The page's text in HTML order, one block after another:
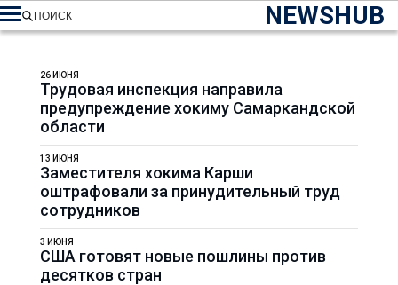
NEWSHUB
ПОИСК
Трудовая инспекция направила
предупреждение хокиму Самаркандской
области
26 ИЮНЯ
Заместителя хокима Карши
оштрафовали за принудительный труд
сотрудников
13 ИЮНЯ
США готовят новые пошлины против
десятков стран
3 ИЮНЯ